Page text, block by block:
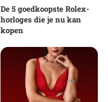
De 5 goedkoopste Rolex-
horloges die je nu kan
kopen